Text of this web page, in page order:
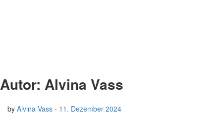
Autor: Alvina Vass
by Alvina Vass - 11. Dezember 2024